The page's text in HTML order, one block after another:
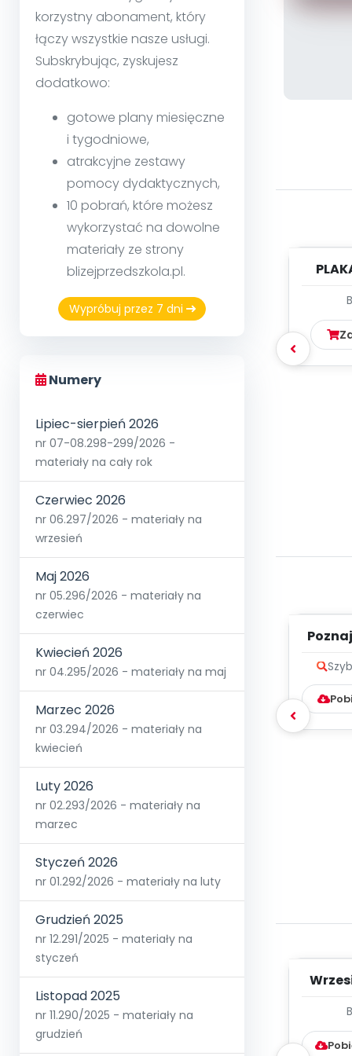
korzystny abonament, który
łączy wszystkie nasze usługi.
Subskrybując, zyskujesz
dodatkowo:
gotowe plany miesięczne
i tygodniowe,
atrakcyjne zestawy
pomocy dydaktycznych,
10 pobrań, które możesz
wykorzystać na dowolne
materiały ze strony
blizejprzedszkola.pl.
Wypróbuj przez 7 dni
Numery
Lipiec-sierpień 2026
nr 07-08.298-299/2026 -
materiały na cały rok
Czerwiec 2026
nr 06.297/2026 - materiały na
wrzesień
Maj 2026
nr 05.296/2026 - materiały na
czerwiec
Kwiecień 2026
nr 04.295/2026 - materiały na maj
Marzec 2026
nr 03.294/2026 - materiały na
kwiecień
Luty 2026
nr 02.293/2026 - materiały na
marzec
Styczeń 2026
nr 01.292/2026 - materiały na luty
Grudzień 2025
nr 12.291/2025 - materiały na
styczeń
Listopad 2025
nr 11.290/2025 - materiały na
grudzień